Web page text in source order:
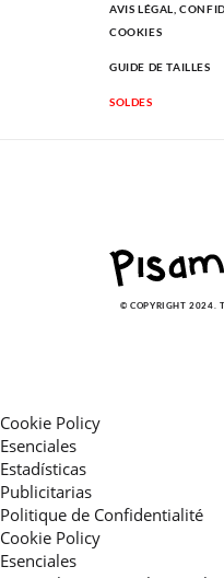
AVIS LÉGAL,
COOKIES
GUIDE DE TAILLES
SOLDES
© COPYRIGHT 2024.
Cookie Policy
Esenciales
Estadísticas
Publicitarias
Politique de Confidentialité
Cookie Policy
Esenciales